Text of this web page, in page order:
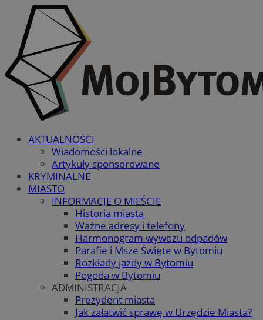
AKTUALNOŚCI
Wiadomości lokalne
Artykuły sponsorowane
KRYMINALNE
MIASTO
INFORMACJE O MIEŚCIE
Historia miasta
Ważne adresy i telefony
Harmonogram wywozu odpadów
Parafie i Msze Święte w Bytomiu
Rozkłady jazdy w Bytomiu
Pogoda w Bytomiu
ADMINISTRACJA
Prezydent miasta
Jak załatwić sprawę w Urzędzie Miasta?